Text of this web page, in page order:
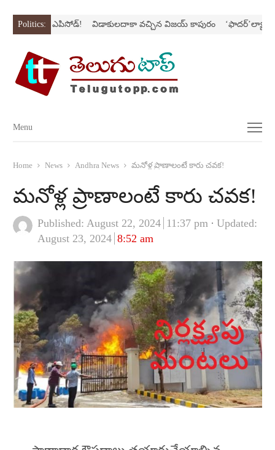
Politics:
కొత్త ఎపిసోడ్‌! విడాకులదాకా వచ్చిన విజయ్‌ కాపురం ‘ఫాదర్‌’ల్యాండ్‌ని
Menu
Menu
Home News Andhra News మనోళ్ల ప్రాణాలంటే కారు చవక!
మనోళ్ల ప్రాణాలంటే కారు చవక!
Published: August 22, 2024 11:37 pm
Updated:
August 23, 2024 8:52 am